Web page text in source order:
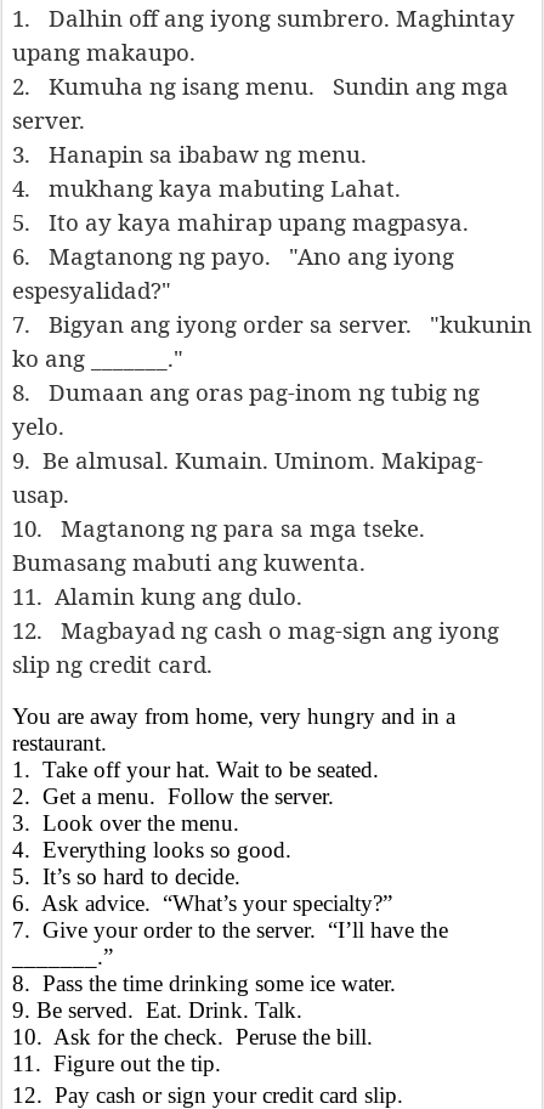
1.
Dalhin off ang iyong sumbrero. Maghintay
upang makaupo.
2.
Kumuha ng isang menu.
Sundin ang mga
server.
3.
Hanapin sa ibabaw ng menu.
4.
mukhang kaya mabuting Lahat.
5.
Ito ay kaya mahirap upang magpasya.
6.
Magtanong ng payo.
"Ano ang iyong
espesyalidad?"
7.
Bigyan ang iyong order sa server.
"kukunin
ko ang _______."
8.
Dumaan ang oras pag-inom ng tubig ng
yelo.
9. Be almusal. Kumain. Uminom. Makipag-
usap.
10.
Magtanong ng para sa mga tseke.
Bumasang mabuti ang kuwenta.
11. Alamin kung ang dulo.
12.
Magbayad ng cash o mag-sign ang iyong
slip ng credit card.
You are away from home, very hungry and in a
restaurant.
1. Take off your hat. Wait to be seated.
2. Get a menu. Follow the server.
3. Look over the menu.
4. Everything looks so good.
5. It’s so hard to decide.
6. Ask advice. “What’s your specialty?”
7. Give your order to the server. “I’ll have the
_______.”
8. Pass the time drinking some ice water.
9. Be served. Eat. Drink. Talk.
10. Ask for the check. Peruse the bill.
11. Figure out the tip.
12. Pay cash or sign your credit card slip.